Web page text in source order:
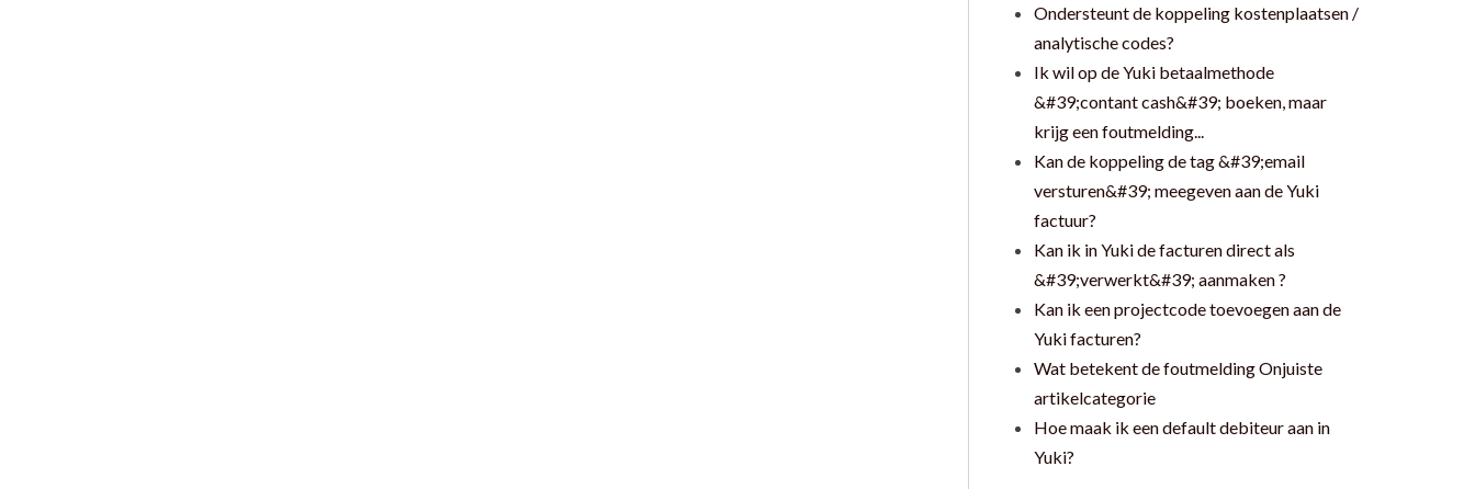
Ondersteunt de koppeling kostenplaatsen /
analytische codes?
Ik wil op de Yuki betaalmethode
&#39;contant cash&#39; boeken, maar
krijg een foutmelding...
Kan de koppeling de tag &#39;email
versturen&#39; meegeven aan de Yuki
factuur?
Kan ik in Yuki de facturen direct als
&#39;verwerkt&#39; aanmaken ?
Kan ik een projectcode toevoegen aan de
Yuki facturen?
Wat betekent de foutmelding Onjuiste
artikelcategorie
Hoe maak ik een default debiteur aan in
Yuki?